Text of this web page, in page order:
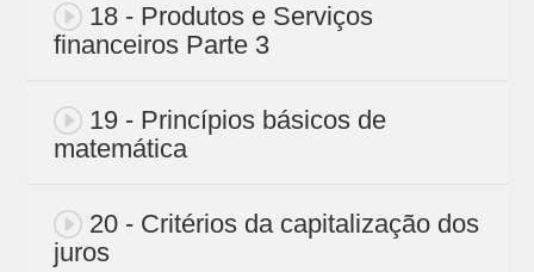
18 - Produtos e Serviços
financeiros Parte 3
19 - Princípios básicos de
matemática
20 - Critérios da capitalização dos
juros